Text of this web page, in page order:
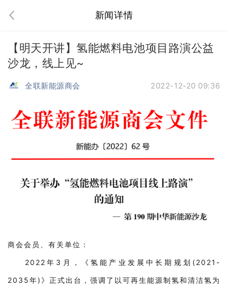
新闻详情
【明天开讲】氢能燃料电池项目路演公益
沙龙，线上见~
全联新能源商会 2022-12-20 09:36
商会会员、有关单位：
2022年3月，《氢能产业发展中长期规划(2021-
2035年)》正式出台，强调了以可再生能源制氢和清洁氢为